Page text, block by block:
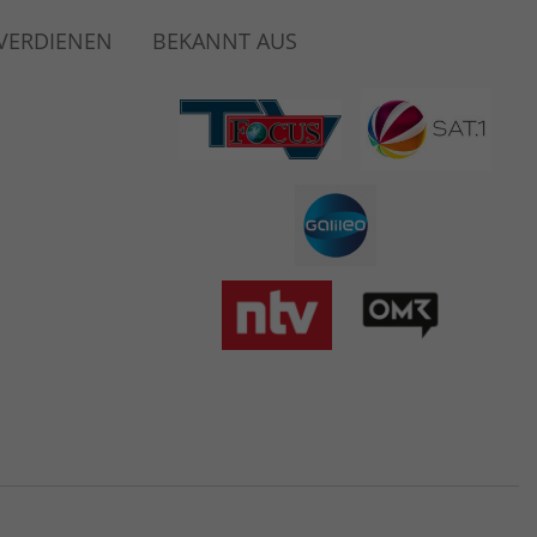
BEKANNT AUS